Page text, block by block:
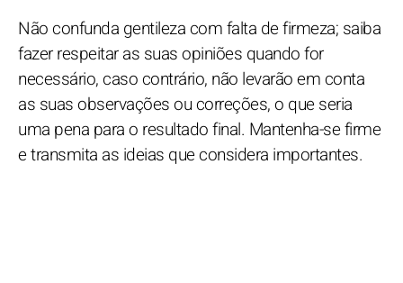
Não confunda gentileza com falta de firmeza; saiba
fazer respeitar as suas opiniões quando for
necessário, caso contrário, não levarão em conta
as suas observações ou correções, o que seria
uma pena para o resultado final. Mantenha-se firme
e transmita as ideias que considera importantes.